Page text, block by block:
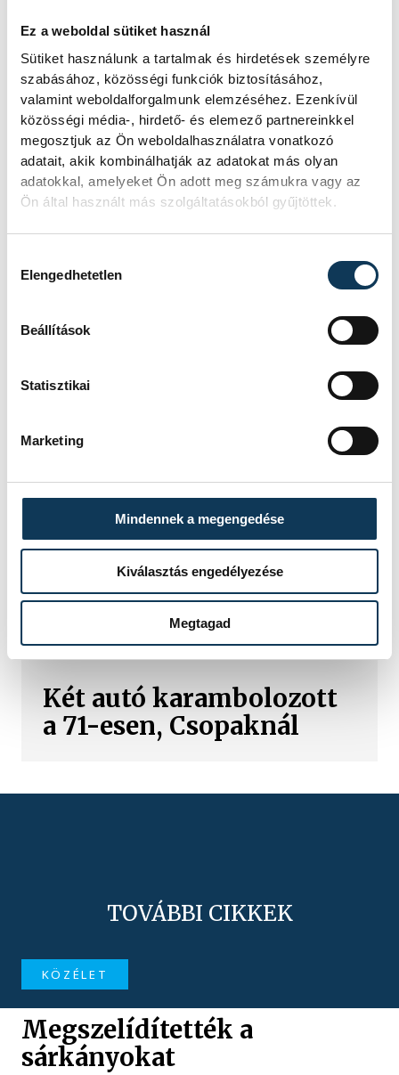
Ez a weboldal sütiket használ
Sütiket használunk a tartalmak és hirdetések személyre
szabásához, közösségi funkciók biztosításához,
valamint weboldalforgalmunk elemzéséhez. Ezenkívül
közösségi média-, hirdető- és elemező partnereinkkel
megosztjuk az Ön weboldalhasználatra vonatkozó
adatait, akik kombinálhatják az adatokat más olyan
adatokkal, amelyeket Ön adott meg számukra vagy az
Ön által használt más szolgáltatásokból gyűjtöttek.
Elengedhetetlen
Beállítások
Statisztikai
Marketing
Mindennek a megengedése
Kiválasztás engedélyezése
Megtagad
Mentősöket támadtak
meg egy erdélyi faluban
szervkereskedőkről
terjesztett rémhírek
hatására
Kövekkel, botokkal és fejszékkel
támadtak az erdélyi Récekeresztúron
egy mentőautóra az úgynevezett
hatására, súlyos szemsérülést okozva
a jármű vezetőjének - közölte a
vasárnap.
KÉK FÉNY
Három autó
karambolozott a
Balatonnál
Két autó karambolozott
a 71-esen, Csopaknál
TOVÁBBI CIKKEK
KÖZÉLET
Megszelídítették a
sárkányokat